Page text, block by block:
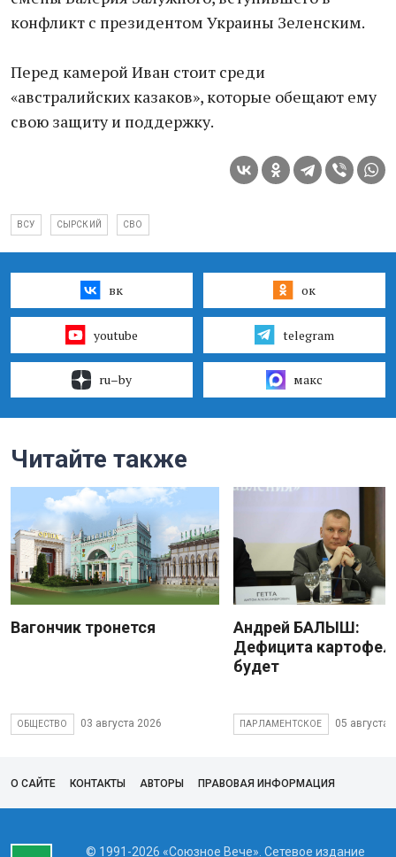
конфликт с президентом Украины Зеленским.
Перед камерой Иван стоит среди
«австралийских казаков», которые обещают ему
свою защиту и поддержку.
ВСУ СЫРСКИЙ СВО
вк ок
youtube telegram
ru–by макс
Читайте также
Вагончик тронется
ОБЩЕСТВО 03 августа 2026
Андрей БАЛЫШ:
Дефицита
будет
ПАРЛАМЕНТСКОЕ 05 августа
О САЙТЕ КОНТАКТЫ АВТОРЫ ПРАВОВАЯ ИНФОРМАЦИЯ
© 1991-2026 «Союзное Вече». Сетевое издание